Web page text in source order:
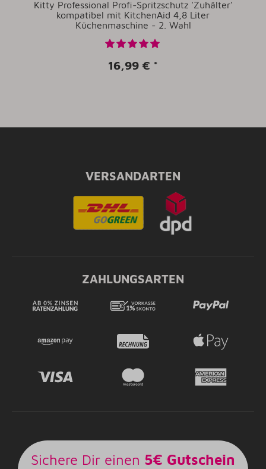
Kitty Professional Profi-Spritzschutz 'Zuhälter'
kompatibel mit KitchenAid 4,8 Liter
Küchenmaschine - 2. Wahl
16,99 € *
VERSANDARTEN
ZAHLUNGSARTEN
Sichere Dir einen 5€ Gutschein